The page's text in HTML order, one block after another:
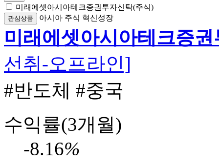
미래에셋아시아테크증권투자신탁(주식)
관심상품 아시아 주식 혁신성장
미래에셋아시아테크증
선취-오프라인]
#반도체 #중국
수익률(3개월)
-8.16%